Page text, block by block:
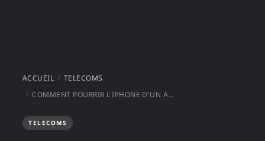
ACCUEIL
TELECOMS
COMMENT POURRIR L'IPHONE D'UN AMI
TELECOMS